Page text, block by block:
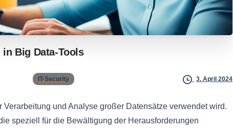
in Big Data-Tools
IT-Security 3. April 2024
Verarbeitung und Analyse großer Datensätze verwendet wird.
speziell für die Bewältigung der Herausforderungen